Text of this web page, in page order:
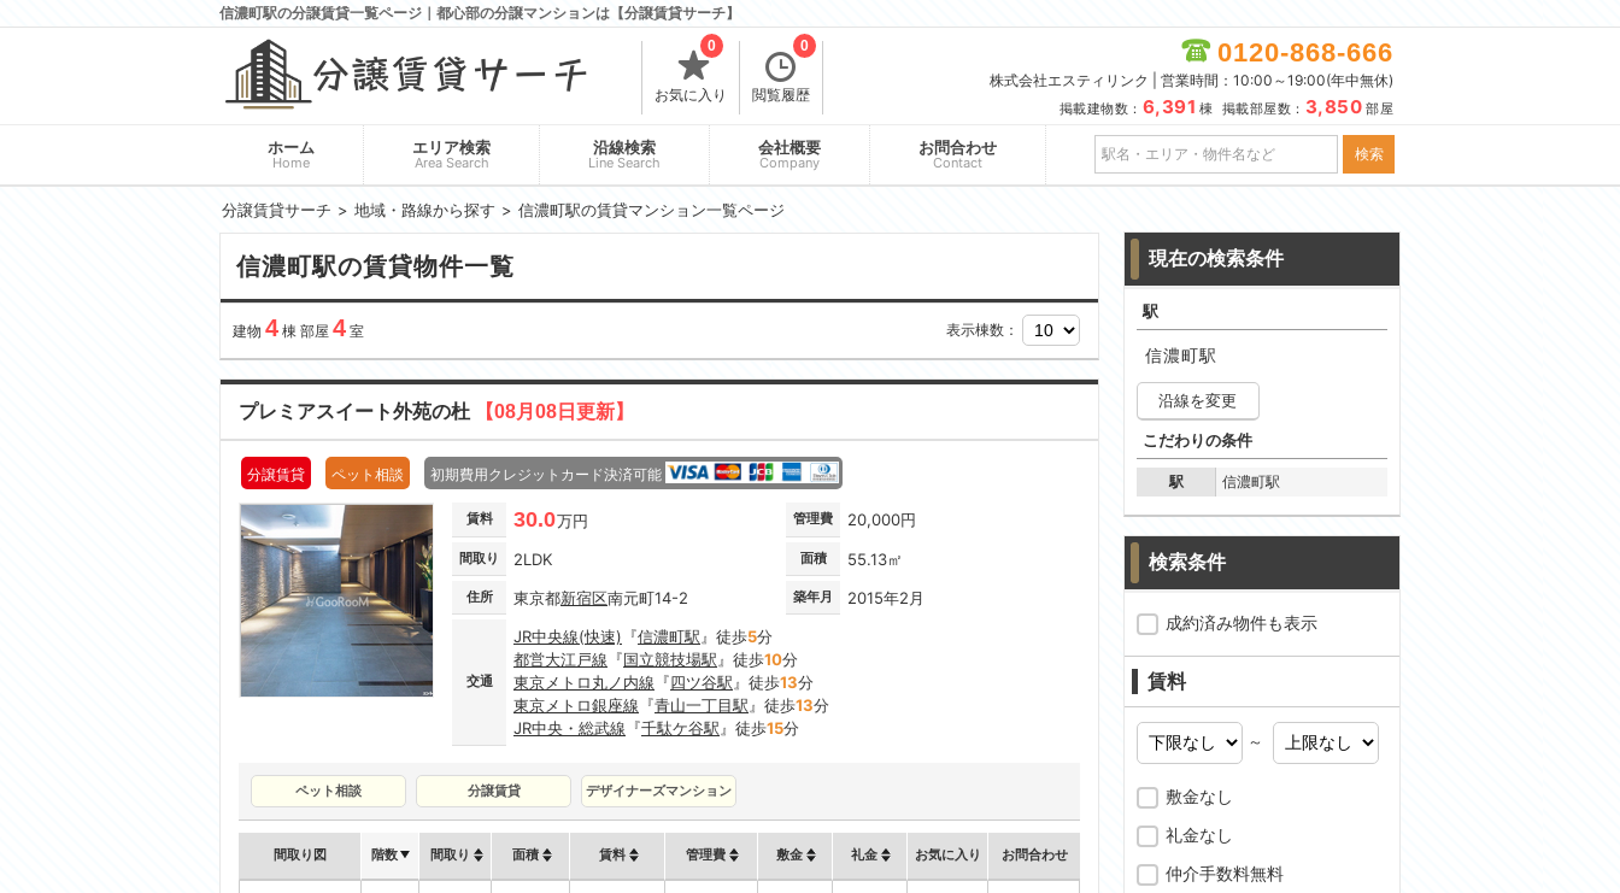
信濃町駅の分譲賃貸一覧ページ｜都心部の分譲マンションは【分譲賃貸サーチ】
お気に入り
0
閲覧履歴
0 0120-868-666
株式会社エスティリンク | 営業時間：10:00～19:00(年中無休)
掲載建物数： 6,391 棟 掲載部屋数： 3,850 部屋
ホーム
Home
エリア検索
Area Search
沿線検索
Line Search
会社概要
Company
お問合わせ
Contact
分譲賃貸サーチ 地域・路線から探す 信濃町駅の賃貸マンション一覧ページ
信濃町駅の賃貸物件一覧
建物 4 棟 部屋 4 室 表示棟数：
プレミアスイート外苑の杜 【08月08日更新】
分譲賃貸 ペット相談 初期費用クレジットカード決済可能
賃料 30.0万円 管理費 20,000円
間取り 2LDK 面積 55.13㎡
住所 東京都新宿区南元町14-2 築年月 2015年2月
交通
JR中央線(快速) 『信濃町駅 』徒歩5分
都営大江戸線 『国立競技場駅 』徒歩10分
東京メトロ丸ノ内線 『四ツ谷駅 』徒歩13分
東京メトロ銀座線 『青山一丁目駅 』徒歩13分
JR中央・総武線 『千駄ケ谷駅 』徒歩15分
ペット相談 分譲賃貸 デザイナーズマンション
間取り図 階数 間取り 面積 賃料 管理費 敷金 礼金 お気に入り お問合わせ
現在の検索条件
駅
信濃町駅
沿線を変更
こだわりの条件
駅 信濃町駅
検索条件
成約済み物件も表示
賃料
～
敷金なし
礼金なし
仲介手数料無料